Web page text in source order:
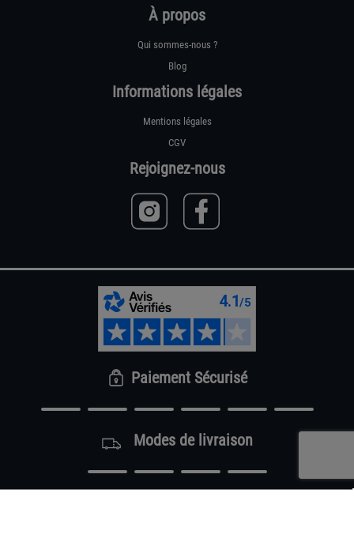
À propos
Qui sommes-nous ?
Blog
Informations légales
Mentions légales
CGV
Rejoignez-nous
Paiement Sécurisé
Modes de livraison